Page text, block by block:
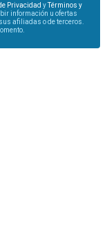
Privacidad yTérminos y
información u ofertas
afiliadas o de terceros.